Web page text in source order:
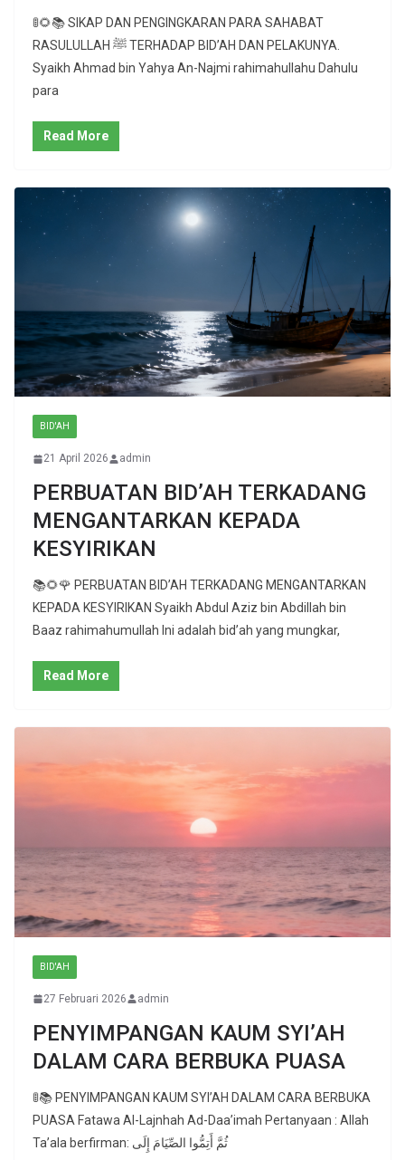
🚦🌻📚 SIKAP DAN PENGINGKARAN PARA SAHABAT
RASULULLAH ﷺ TERHADAP BID’AH DAN PELAKUNYA.
Syaikh Ahmad bin Yahya An-Najmi rahimahullahu Dahulu
para
Read More
BID'AH
21 April 2026 admin
PERBUATAN BID’AH TERKADANG
MENGANTARKAN KEPADA
KESYIRIKAN
📚🌻🌹 PERBUATAN BID’AH TERKADANG MENGANTARKAN
KEPADA KESYIRIKAN Syaikh Abdul Aziz bin Abdillah bin
Baaz rahimahumullah Ini adalah bid’ah yang mungkar,
Read More
BID'AH
27 Februari 2026 admin
PENYIMPANGAN KAUM SYI’AH
DALAM CARA BERBUKA PUASA
🚦📚 PENYIMPANGAN KAUM SYI’AH DALAM CARA BERBUKA
PUASA Fatawa Al-Lajnhah Ad-Daa’imah Pertanyaan : Allah
Ta’ala berfirman: ثُمَّ أَتِمُّوا الصِّيَامَ إِلَى